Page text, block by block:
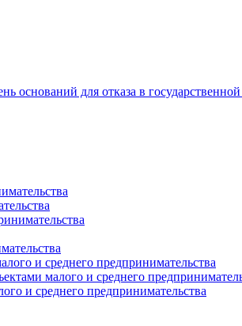
оснований для отказа в
и среднего предпринимательства
малого и среднего
и среднего предпринимательства